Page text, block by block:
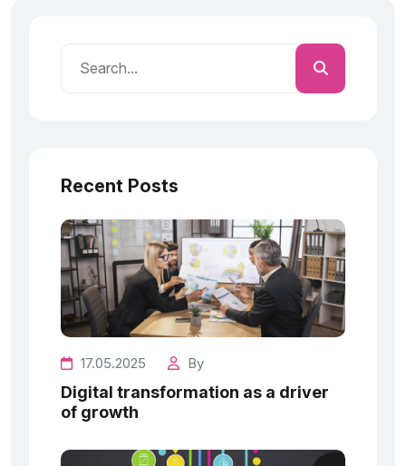
Recent Posts
17.05.2025 By
Digital transformation as a driver
of growth